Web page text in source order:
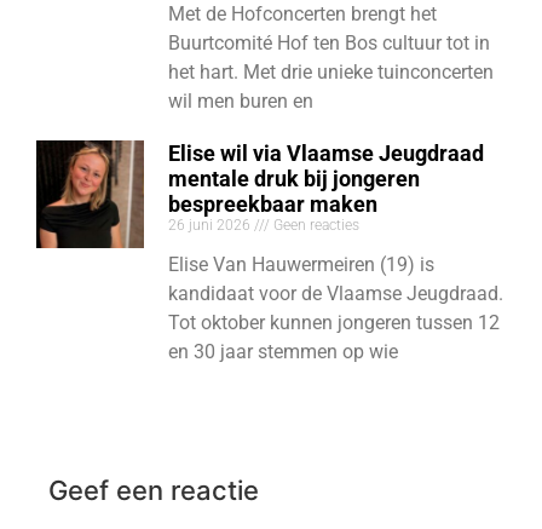
Met de Hofconcerten brengt het
Buurtcomité Hof ten Bos cultuur tot in
het hart. Met drie unieke tuinconcerten
wil men buren en
Elise wil via Vlaamse Jeugdraad
mentale druk bij jongeren
bespreekbaar maken
26 juni 2026 Geen reacties
Elise Van Hauwermeiren (19) is
kandidaat voor de Vlaamse Jeugdraad.
Tot oktober kunnen jongeren tussen 12
en 30 jaar stemmen op wie
Geef een reactie